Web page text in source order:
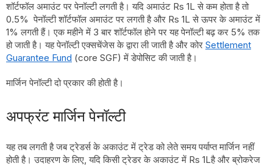
शॉर्टफॉल अमाउंट पर पेनॉल्टी लगती है। यदि अमाउंट Rs 1L से कम होता है तो
0.5% पेनॉल्टी शॉर्टफॉल अमाउंट पर लगती है और Rs 1L से ऊपर के अमाउंट में
1% लगती हैं। एक महीने में 3 बार शॉर्टफॉल होने पर यह पेनॉल्टी बढ़ कर 5% तक
हो जाती है। यह पेनॉल्टी एक्सचेंजेस के द्वारा ली जाती है और कोर Settlement
Guarantee Fund (core SGF) में डेपोसिट की जाती है।
मार्जिन पेनॉल्टी दो प्रकार की होती है।
अपफ्रंट मार्जिन पेनॉल्टी
यह तब लगती है जब ट्रेडर्स के अकाउंट में ट्रेड को लेते समय पर्याप्त मार्जिन नहीं
होती है। उदाहरण के लिए, यदि किसी ट्रेडर के अकाउंट में Rs 1Lहै और ब्रोकरेज